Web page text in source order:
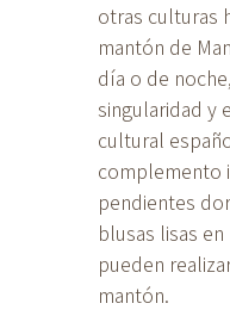
otras culturas
mantón de
día o de
singularidad y
cultural
complemento
pendientes
blusas lisas
pueden
mantón.